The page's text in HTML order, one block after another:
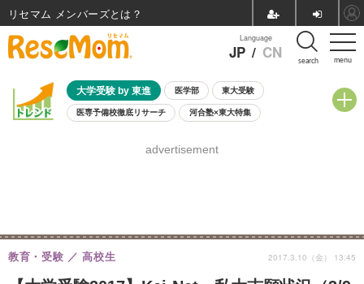
menu
Language
JP / CN search
大学受験 by 東進 医学部 東大受験
医専予備校徹底リサーチ 河合塾×東大特集
8月開催学校説明会・相談会
advertisement
教育・受験 高校生 2017.3.10（金） 13:45
リセマム メンバーズ